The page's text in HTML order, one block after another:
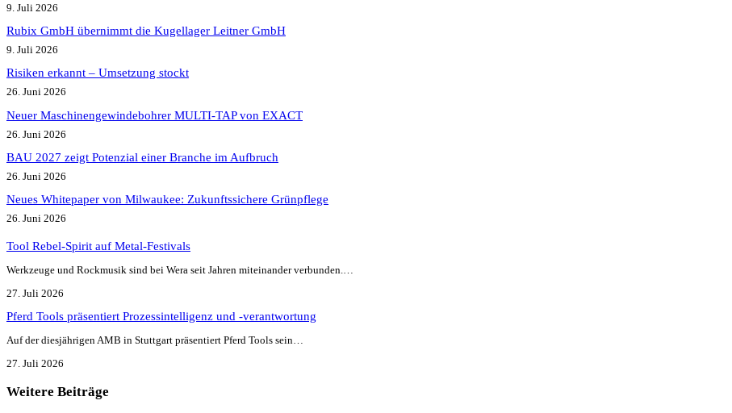
9. Juli 2026
Rubix GmbH übernimmt die Kugellager Leitner GmbH
9. Juli 2026
Risiken erkannt – Umsetzung stockt
26. Juni 2026
Neuer Maschinengewindebohrer MULTI-TAP von EXACT
26. Juni 2026
BAU 2027 zeigt Potenzial einer Branche im Aufbruch​
26. Juni 2026
Neues Whitepaper von Milwaukee: Zukunftssichere Grünpflege
26. Juni 2026
Tool Rebel-Spirit auf Metal-Festivals
Werkzeuge und Rockmusik sind bei Wera seit Jahren miteinander verbunden.…
27. Juli 2026
Pferd Tools präsentiert Prozessintelligenz und -verantwortung
Auf der diesjährigen AMB in Stuttgart präsentiert Pferd Tools sein…
27. Juli 2026
Weitere Beiträge